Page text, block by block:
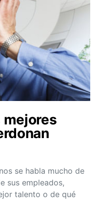
mejores
se habla mucho de
sus empleados,
talento o de qué